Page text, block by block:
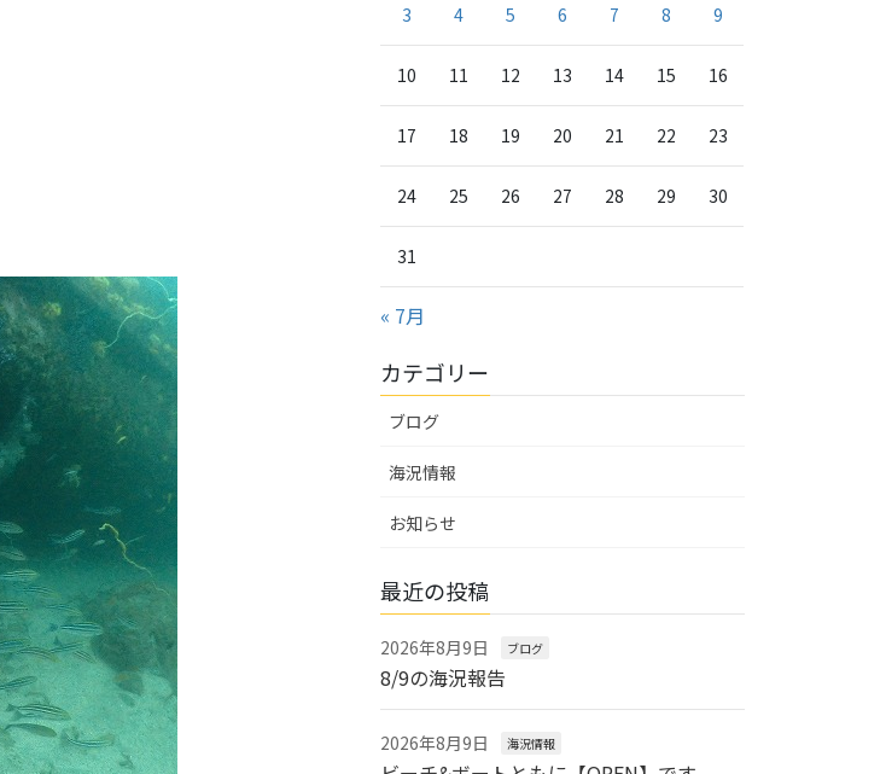
3 4 5 6 7 8 9
10 11 12 13 14 15 16
17 18 19 20 21 22 23
24 25 26 27 28 29 30
31
« 7月
カテゴリー
ブログ
海況情報
お知らせ
最近の投稿
2026年8月9日 ブログ
8/9の海況報告
2026年8月9日 海況情報